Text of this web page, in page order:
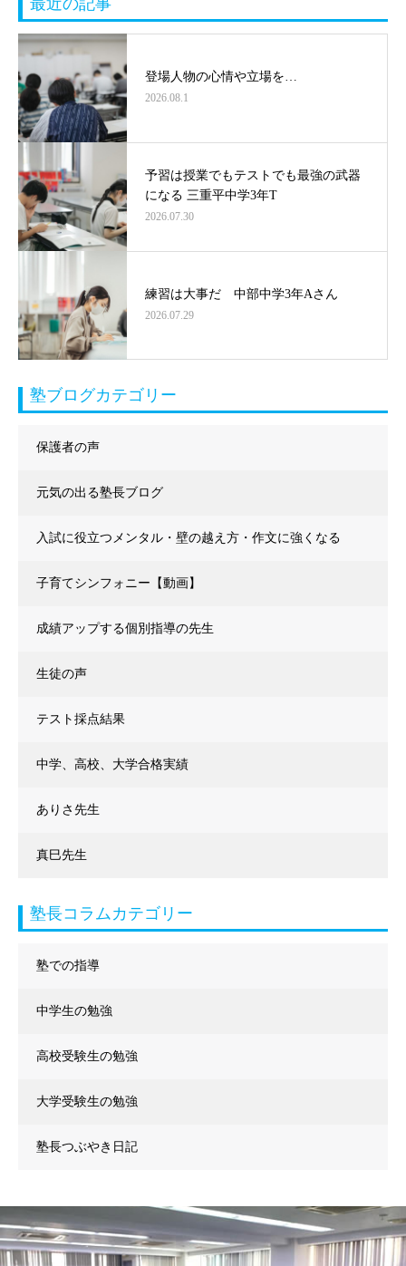
登場人物の心情や立場を…
2026.08.1
予習は授業でもテストでも最強の武器
になる 三重平中学3年T
2026.07.30
練習は大事だ 中部中学3年Aさん
2026.07.29
塾ブログカテゴリー
保護者の声
元気の出る塾長ブログ
入試に役立つメンタル・壁の越え方・作文に強くなる
子育てシンフォニー【動画】
成績アップする個別指導の先生
生徒の声
テスト採点結果
中学、高校、大学合格実績
ありさ先生
真巳先生
塾長コラムカテゴリー
塾での指導
中学生の勉強
高校受験生の勉強
大学受験生の勉強
塾長つぶやき日記